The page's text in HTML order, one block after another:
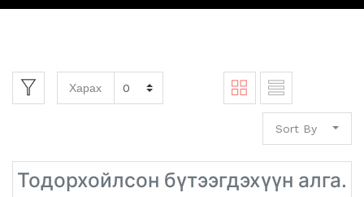
Харах
Sort By
Тодорхойлсон бүтээгдэхүүн алга.